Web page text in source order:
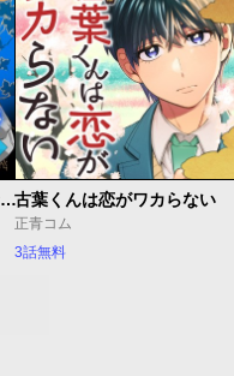
JKハルは異世界で娼婦になった Winter古葉くんは恋がワカらない
正青コム
3話無料